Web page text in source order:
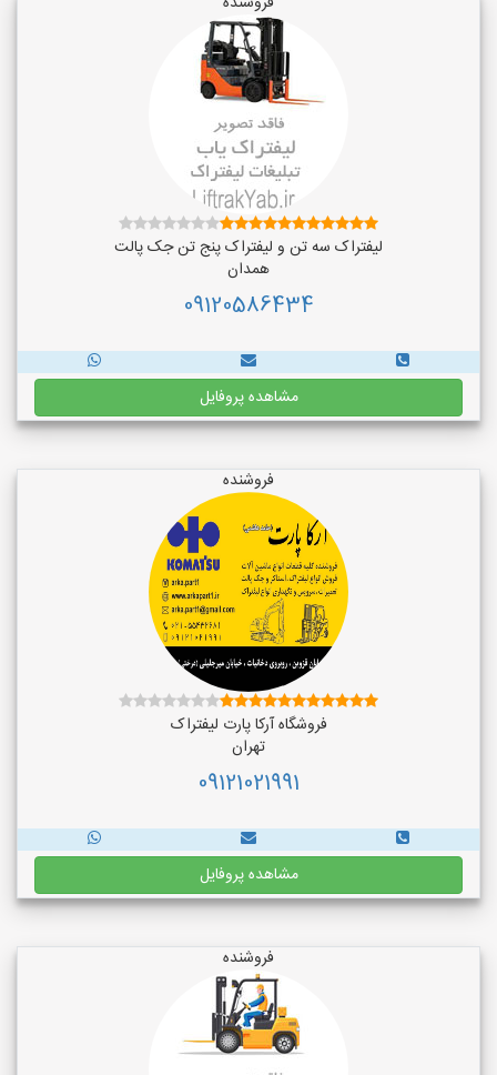
لیفتراک سه تن و لیفتراک پنج تن جک پالت
همدان
09120586434
مشاهده پروفایل
فروشنده
فروشگاه آرکا پارت لیفتراک
تهران
09121021991
مشاهده پروفایل
فروشنده